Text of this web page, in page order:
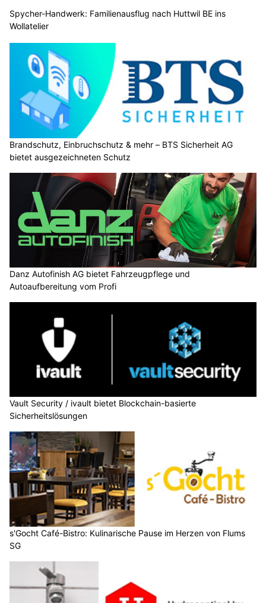
Spycher-Handwerk: Familienausflug nach Huttwil BE ins
Wollatelier
Brandschutz, Einbruchschutz & mehr – BTS Sicherheit AG
bietet ausgezeichneten Schutz
Danz Autofinish AG bietet Fahrzeugpflege und
Autoaufbereitung vom Profi
Vault Security / ivault bietet Blockchain-basierte
Sicherheitslösungen
s'Gocht Café-Bistro: Kulinarische Pause im Herzen von Flums
SG